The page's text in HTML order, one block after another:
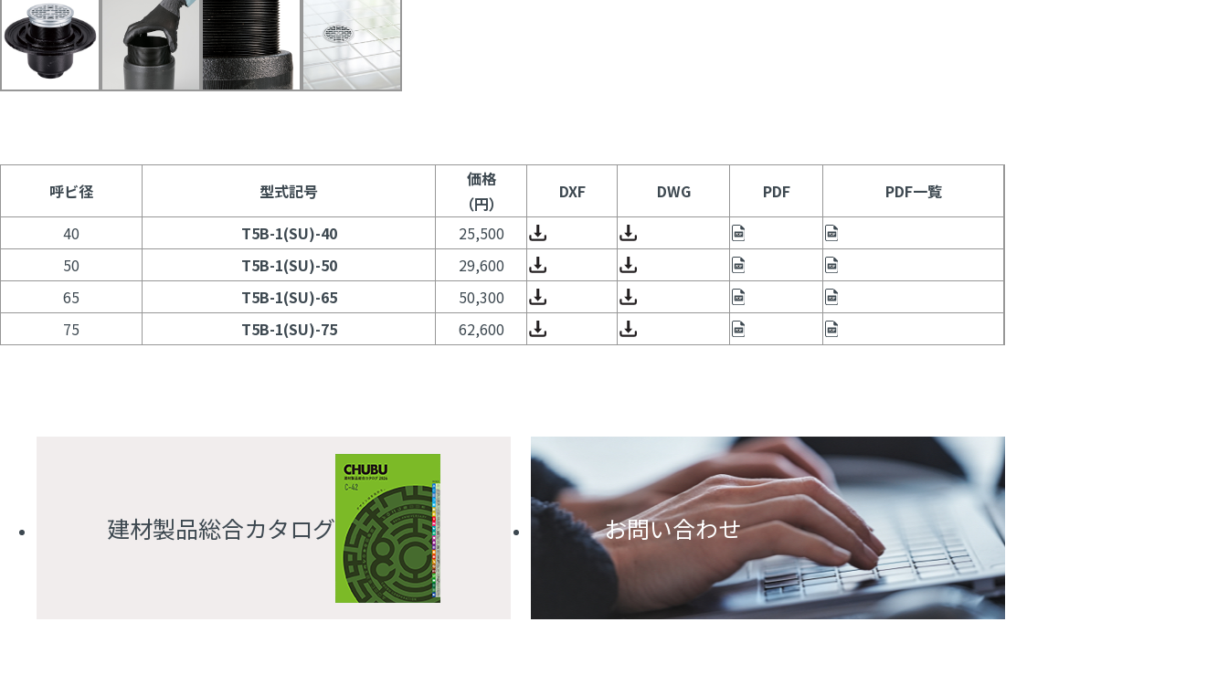
呼ビ径 型式記号
価格
（円）
DXF DWG PDF
PDF一覧
40
T5B-1(SU)-40
25,500
50
T5B-1(SU)-50
29,600
65
T5B-1(SU)-65
50,300
75
T5B-1(SU)-75 62,600
建材製品総合カタログ お問い合わせ